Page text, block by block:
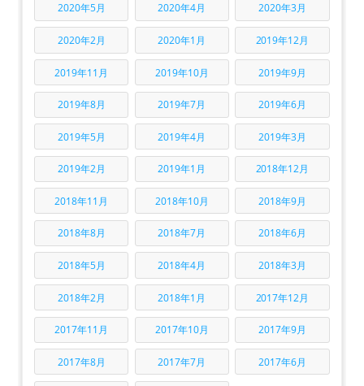
2020年5月 2020年4月 2020年3月
2020年2月 2020年1月 2019年12月
2019年11月 2019年10月 2019年9月
2019年8月 2019年7月 2019年6月
2019年5月 2019年4月 2019年3月
2019年2月 2019年1月 2018年12月
2018年11月 2018年10月 2018年9月
2018年8月 2018年7月 2018年6月
2018年5月 2018年4月 2018年3月
2018年2月 2018年1月 2017年12月
2017年11月 2017年10月 2017年9月
2017年8月 2017年7月 2017年6月